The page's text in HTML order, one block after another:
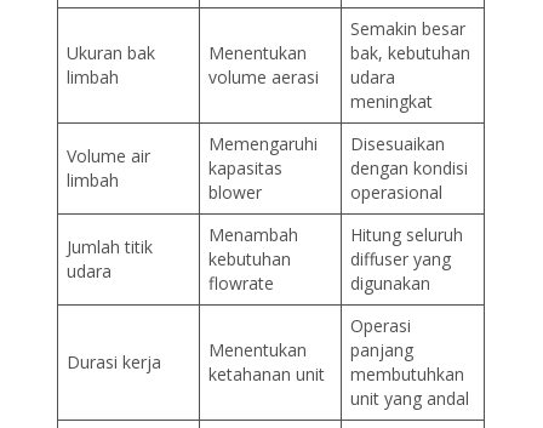
Ukuran bak
limbah
Menentukan
volume aerasi
Semakin besar
bak, kebutuhan
udara
meningkat
Volume air
limbah
Memengaruhi
kapasitas
blower
Disesuaikan
dengan kondisi
operasional
Jumlah titik
udara
Menambah
kebutuhan
flowrate
Hitung seluruh
diffuser yang
digunakan
Durasi kerja
Menentukan
ketahanan unit
Operasi
panjang
membutuhkan
unit yang andal